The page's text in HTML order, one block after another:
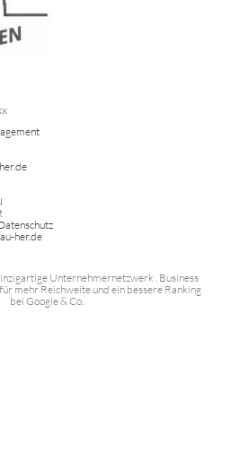
her.de
Unternehmernetzwerk . Business
mehr Reichweite und ein bessere Ranking
bei Google & Co.